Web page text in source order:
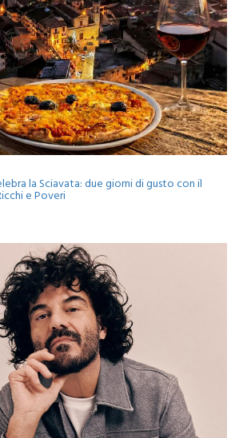
la Sciavata: due giorni di gusto con il
e Poveri